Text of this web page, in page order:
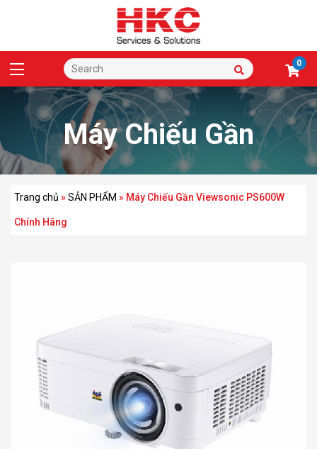
0
Máy Chiếu Gần
Viewsonic PS600W
Trang chủ »SẢN PHẨM » Máy Chiếu Gần Viewsonic PS600W
Chính Hãng